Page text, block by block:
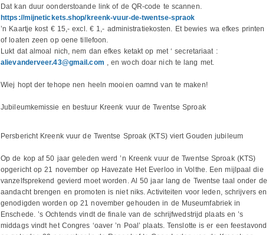
Dat kan duur oonderstoande link of de QR-code te scannen.
https://mijnetickets.shop/kreenk-vuur-de-twentse-spraok
’n Kaartje kost € 15,- excl. € 1,- administratiekosten. Et bewies wa efkes printen
of loaten zeen op oene tillefoon.
Lukt dat almoal nich, nem dan efkes ketakt op met ‘ secretariaat :
alievanderveer.43@gmail.com , en woch doar nich te lang met.
Wiej hopt der tehope nen heeln mooien oamnd van te maken!
Jubileumkemissie en bestuur Kreenk vuur de Twentse Sproak
Persbericht Kreenk vuur de Twentse Sproak (KTS) viert Gouden jubileum
Op de kop af 50 jaar geleden werd ’n Kreenk vuur de Twentse Sproak (KTS)
opgericht op 21 november op Havezate Het Everloo in Volthe. Een mijlpaal die
vanzelfsprekend gevierd moet worden. Al 50 jaar lang de Twentse taal onder de
aandacht brengen en promoten is niet niks. Activiteiten voor leden, schrijvers en
genodigden worden op 21 november gehouden in de Museumfabriek in
Enschede. ’s Ochtends vindt de finale van de schrijfwedstrijd plaats en ’s
middags vindt het Congres ‘oaver ’n Poal’ plaats. Tenslotte is er een feestavond